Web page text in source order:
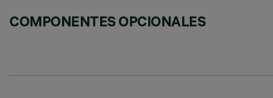
COMPONENTES OPCIONALES